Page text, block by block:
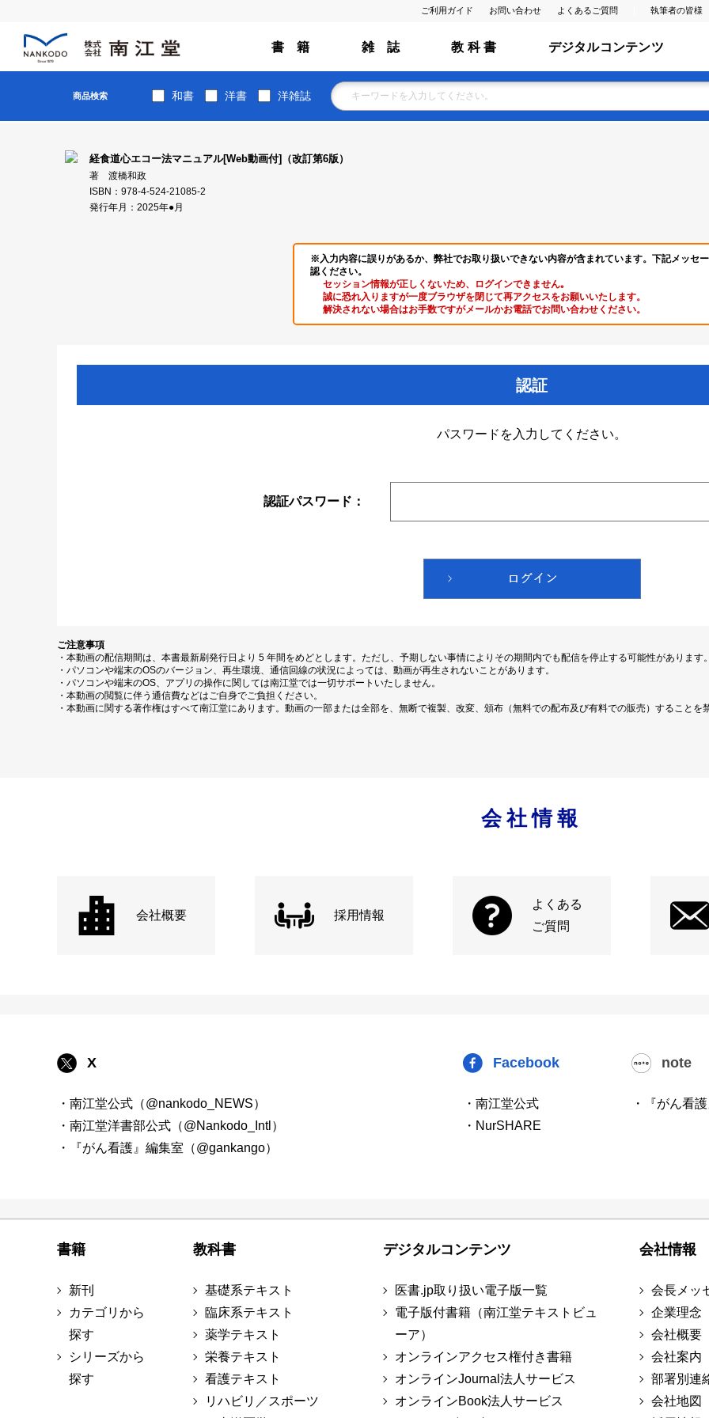
ご利用ガイド お問い合わせ よくあるご質問 執筆者の皆様
書 籍 雑 誌 教 科 書 デジタルコンテンツ
商品検索 和書 洋書 洋雑誌
経食道心エコー法マニュアル[Web動画付]（改訂第6版）
著 渡橋和政
ISBN：978-4-524-21085-2
発行年月：2025年●月
※入力内容に誤りがあるか、弊社でお取り扱いできない内容が含まれています。下記メッセ
認ください。
セッション情報が正しくないため、ログインできません｡
誠に恐れ入りますが一度ブラウザを閉じて再アクセスをお願いいたします。
解決されない場合はお手数ですがメールかお電話でお問い合わせください。
認証
パスワードを入力してください。
認証パスワード：
ご注意事項
・本動画の配信期間は、本書最新刷発行日より 5 年間をめどとします。ただし、予期しない事情によりその期間内でも配信を停止する可能性があります。
・パソコンや端末のOSのバージョン、再生環境、通信回線の状況によっては、動画が再生されないことがあります。
・パソコンや端末のOS、アプリの操作に関しては南江堂では一切サポートいたしません。
・本動画の閲覧に伴う通信費などはご自身でご負担ください。
・本動画に関する著作権はすべて南江堂にあります。動画の一部または全部を、無断で複製、改変、頒布（無料での配布及び有料での販売）することを
会社情報
会社概要 採用情報
よくある
ご質問
X
・南江堂公式（@nankodo_NEWS）
・南江堂洋書部公式（@Nankodo_Intl）
・『がん看護』編集室（@gankango）
Facebook
・南江堂公式
・NurSHARE
note
・『がん看
書籍
新刊
カテゴリから
探す
シリーズから
探す
教科書
基礎系テキスト
臨床系テキスト
薬学テキスト
栄養テキスト
看護テキスト
リハビリ／スポーツ
デジタルコンテンツ
医書.jp取り扱い電子版一覧
電子版付書籍（南江堂テキストビュ
ーア）
オンラインアクセス権付き書籍
オンラインJournal法人サービス
オンラインBook法人サービス
会社情報
会長メッ
企業理念
会社概要
会社案内
部署別連
会社地図